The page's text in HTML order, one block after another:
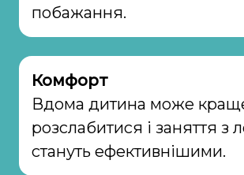
побажання.
Комфорт
Вдома дитина може
розслабитися і заняття з
стануть ефективнішими.